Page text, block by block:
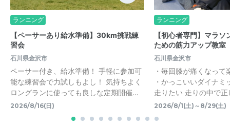
ランニング
【ペーサーあり給水準備】30km挑戦練
習会
石川県金沢市
ペーサー付き、給水準備！ 手軽に参加可
能な練習会で力試しもよし！ 気持ちよく
ロングランに使っても良しな定期開催…
2026/8/16(日)
ランニング
【初心者専門】マラ
ための筋力アップ教室
石川県金沢市
・毎回膝が痛くなっ
・かっこいいダイナミ
走りたい 走りの中で
2026/8/1(土)～8/29(土)